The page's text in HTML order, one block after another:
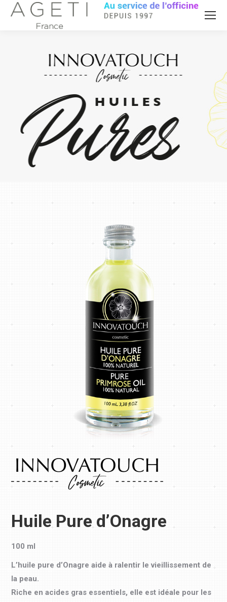
Huile Pure d’Onagre
100 ml
L’huile pure d’Onagre aide à ralentir le vieillissement de
la peau.
Riche en acides gras essentiels, elle est idéale pour les